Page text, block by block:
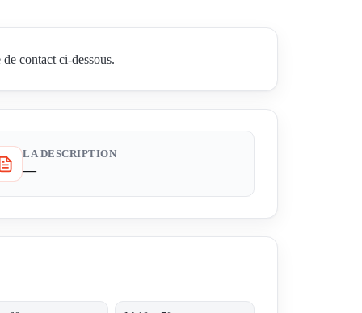
contact ci-dessous.
LA DESCRIPTION
—